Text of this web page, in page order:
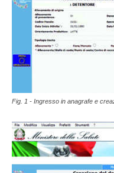
Fig. 1 - Ingresso in anagrafe e